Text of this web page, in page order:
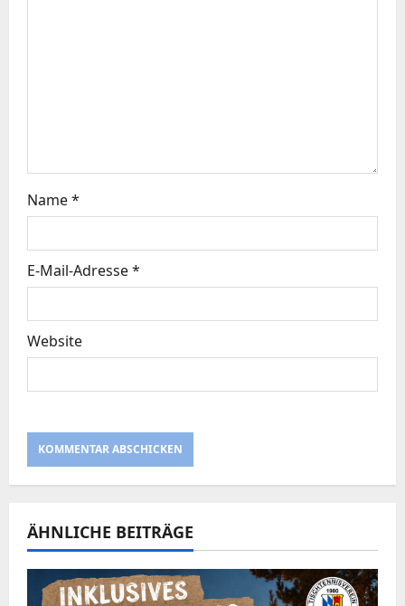
t
i
o
n
Name*
E-Mail-Adresse*
Website
ÄHNLICHE BEITRÄGE